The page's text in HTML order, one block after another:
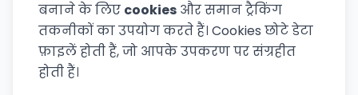
बनाने के लिए cookies और समान ट्रैकिंग
तकनीकों का उपयोग करते हैं। Cookies छोटे डेटा
फ़ाइलें होती हैं, जो आपके उपकरण पर संग्रहीत
होती हैं।